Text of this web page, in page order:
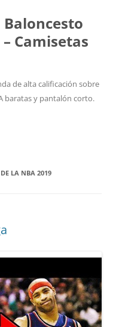
Camisetas
de alta calificación sobre
baratas y pantalón corto.
LA NBA 2019